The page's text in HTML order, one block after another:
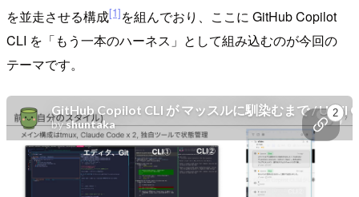
を並走させる構成[1]を組んでおり、ここに GitHub Copilot
CLI を「もう一本のハーネス」として組み込むのが今回の
テーマです。